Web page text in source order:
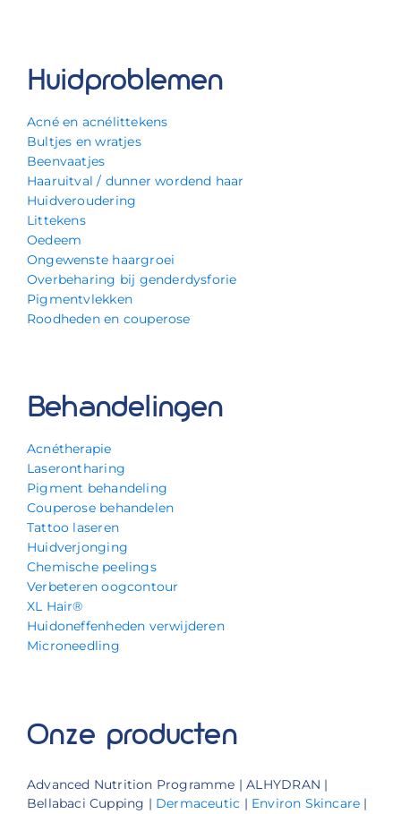
Huidproblemen
Acné en acnélittekens
Bultjes en wratjes
Beenvaatjes
Haaruitval / dunner wordend haar
Huidveroudering
Littekens
Oedeem
Ongewenste haargroei
Overbeharing bij genderdysforie
Pigmentvlekken
Roodheden en couperose
Behandelingen
Acnétherapie
Laserontharing
Pigment behandeling
Couperose behandelen
Tattoo laseren
Huidverjonging
Chemische peelings
Verbeteren oogcontour
XL Hair®
Huidoneffenheden verwijderen
Microneedling
Onze producten
Advanced Nutrition Programme | ALHYDRAN |
Bellabaci Cupping | Dermaceutic | Environ Skincare |